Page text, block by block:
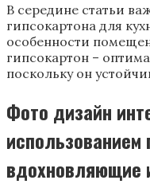
В середине статьи
гипсокартона для
особенности
гипсокартон –
поскольку он
Фото дизайн
использованием
вдохновляющие